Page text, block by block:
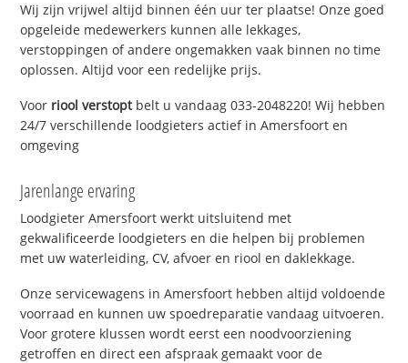
Wij zijn vrijwel altijd binnen één uur ter plaatse! Onze goed
opgeleide medewerkers kunnen alle lekkages,
verstoppingen of andere ongemakken vaak binnen no time
oplossen. Altijd voor een redelijke prijs.
Voor riool verstoptbelt u vandaag 033-2048220! Wij hebben
24/7 verschillende loodgieters actief in Amersfoort en
omgeving
Jarenlange ervaring
Loodgieter Amersfoort werkt uitsluitend met
gekwalificeerde loodgieters en die helpen bij problemen
met uw waterleiding, CV, afvoer en riool en daklekkage.
Onze servicewagens in Amersfoort hebben altijd voldoende
voorraad en kunnen uw spoedreparatie vandaag uitvoeren.
Voor grotere klussen wordt eerst een noodvoorziening
getroffen en direct een afspraak gemaakt voor de